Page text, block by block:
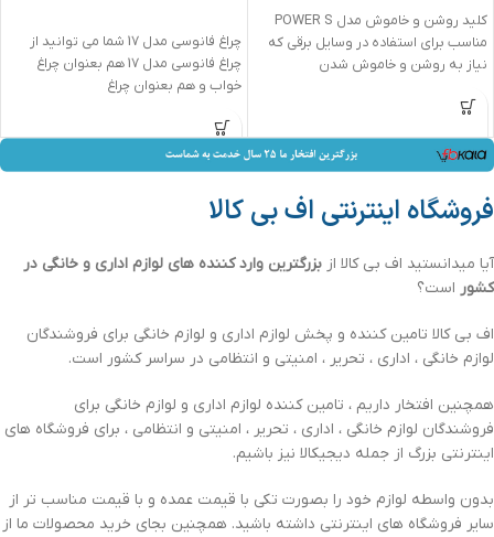
کلید روشن و خاموش مدل POWER S
مناسب برای استفاده در وسایل برقی که
نیاز به روشن و خاموش شدن
چراغ فانوسی مدل 17 شما می توانید از
چراغ فانوسی مدل 17 هم بعنوان چراغ
خواب و هم بعنوان چراغ
فروشگاه اینترنتی اف بی کالا
آیا میدانستید اف بی کالا از بزرگترین وارد کننده های لوازم اداری و خانگی در
کشور است؟
اف بی کالا تامین کننده و پخش لوازم اداری و لوازم خانگی برای فروشندگان
لوازم خانگی ، اداری ، تحریر ، امنیتی و انتظامی در سراسر کشور است.
همچنین افتخار داریم ، تامین کننده لوازم اداری و لوازم خانگی برای
فروشندگان لوازم خانگی ، اداری ، تحریر ، امنیتی و انتظامی ، برای فروشگاه های
اینترنتی بزرگ از جمله دیجیکالا نیز باشیم.
بدون واسطه لوازم خود را بصورت تکی با قیمت عمده و با قیمت مناسب تر از
سایر فروشگاه های اینترنتی داشته باشید. همچنین بجای خرید محصولات ما از